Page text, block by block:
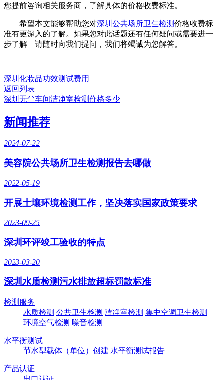
您提前咨询相关服务商，了解具体的价格收费标准。
希望本文能够帮助您对深圳公共场所卫生检测价格收费标
准有更深入的了解。如果您对此话题还有任何疑问或需要进一
步了解，请随时向我们提问，我们将竭诚为您解答。
深圳化妆品功效测试费用
返回列表
深圳无尘车间洁净室检测价格多少
新闻推荐
2024-07-22
美容院公共场所卫生检测报告去哪做
2022-05-19
开展土壤环境检测工作，坚决落实国家政策要求
2023-09-25
深圳环评竣工验收的特点
2023-03-20
深圳水质检测污水排放超标罚款标准
检测服务
水质检测 公共卫生检测 洁净室检测 集中空调卫生检测
环境空气检测 噪音检测
水平衡测试
节水型载体（单位）创建 水平衡测试报告
产品认证